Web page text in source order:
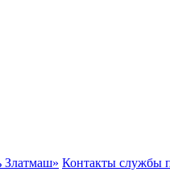
Златмаш» Контакты службы